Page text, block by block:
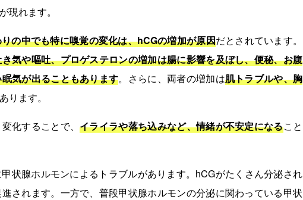
現れます。
の中でも特に嗅覚の変化は、hCGの増加が原因だとされています。
気や嘔吐、プロゲステロンの増加は腸に影響を及ぼし、便秘、お腹
気が出ることもあります。さらに、両者の増加は肌トラブルや、胸
ります。
化することで、イライラや落ち込みなど、情緒が不安定になること
状腺ホルモンによるトラブルがあります。hCGがたくさん分泌され
されます。一方で、普段甲状腺ホルモンの分泌に関わっている甲状